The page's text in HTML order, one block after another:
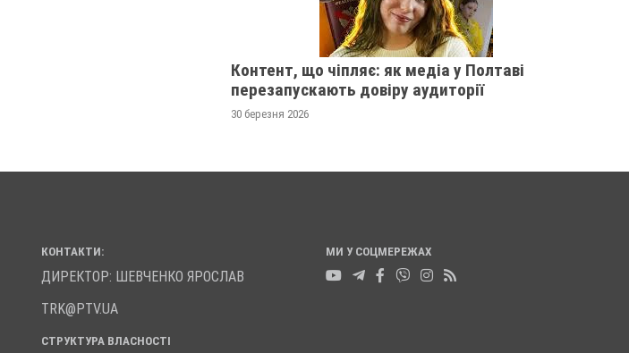
Контент, що чіпляє: як медіа у Полтаві
перезапускають довіру аудиторії
30 березня 2026
КОНТАКТИ:
ДИРЕКТОР: ШЕВЧЕНКО ЯРОСЛАВ
TRK@PTV.UA
СТРУКТУРА ВЛАСНОСТІ
МИ У СОЦМЕРЕЖАХ